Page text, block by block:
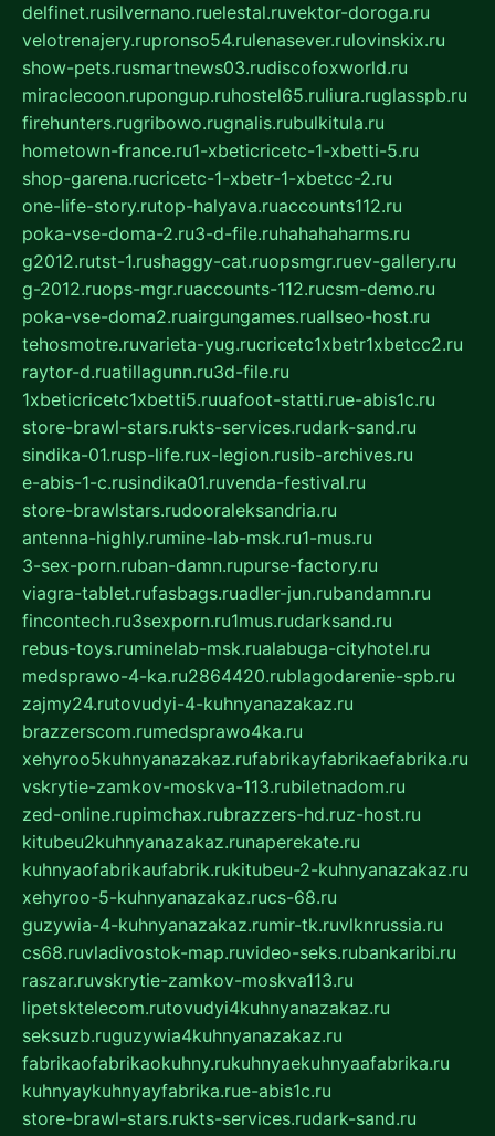
delfinet.rusilvernano.ruelestal.ruvektor-doroga.ru
velotrenajery.rupronso54.rulenasever.rulovinskix.ru
show-pets.rusmartnews03.rudiscofoxworld.ru
miraclecoon.rupongup.ruhostel65.ruliura.ruglasspb.ru
firehunters.rugribowo.rugnalis.rubulkitula.ru
hometown-france.ru1-xbeticricetc-1-xbetti-5.ru
shop-garena.rucricetc-1-xbetr-1-xbetcc-2.ru
one-life-story.rutop-halyava.ruaccounts112.ru
poka-vse-doma-2.ru3-d-file.ruhahahaharms.ru
g2012.rutst-1.rushaggy-cat.ruopsmgr.ruev-gallery.ru
g-2012.ruops-mgr.ruaccounts-112.rucsm-demo.ru
poka-vse-doma2.ruairgungames.ruallseo-host.ru
tehosmotre.ruvarieta-yug.rucricetc1xbetr1xbetcc2.ru
raytor-d.ruatillagunn.ru3d-file.ru
1xbeticricetc1xbetti5.ruuafoot-statti.rue-abis1c.ru
store-brawl-stars.rukts-services.rudark-sand.ru
sindika-01.rusp-life.rux-legion.rusib-archives.ru
e-abis-1-c.rusindika01.ruvenda-festival.ru
store-brawlstars.rudooraleksandria.ru
antenna-highly.rumine-lab-msk.ru1-mus.ru
3-sex-porn.ruban-damn.rupurse-factory.ru
viagra-tablet.rufasbags.ruadler-jun.rubandamn.ru
fincontech.ru3sexporn.ru1mus.rudarksand.ru
rebus-toys.ruminelab-msk.rualabuga-cityhotel.ru
medsprawo-4-ka.ru2864420.rublagodarenie-spb.ru
zajmy24.rutovudyi-4-kuhnyanazakaz.ru
brazzerscom.rumedsprawo4ka.ru
xehyroo5kuhnyanazakaz.rufabrikayfabrikaefabrika.ru
vskrytie-zamkov-moskva-113.rubiletnadom.ru
zed-online.rupimchax.rubrazzers-hd.ruz-host.ru
kitubeu2kuhnyanazakaz.runaperekate.ru
kuhnyaofabrikaufabrik.rukitubeu-2-kuhnyanazakaz.ru
xehyroo-5-kuhnyanazakaz.rucs-68.ru
guzywia-4-kuhnyanazakaz.rumir-tk.ruvlknrussia.ru
cs68.ruvladivostok-map.ruvideo-seks.rubankaribi.ru
raszar.ruvskrytie-zamkov-moskva113.ru
lipetsktelecom.rutovudyi4kuhnyanazakaz.ru
seksuzb.ruguzywia4kuhnyanazakaz.ru
fabrikaofabrikaokuhny.rukuhnyaekuhnyaafabrika.ru
kuhnyaykuhnyayfabrika.rue-abis1c.ru
store-brawl-stars.rukts-services.rudark-sand.ru